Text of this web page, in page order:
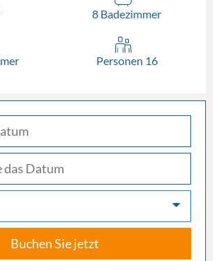
8 Badezimmer
Personen 16
Buchen Sie jetzt